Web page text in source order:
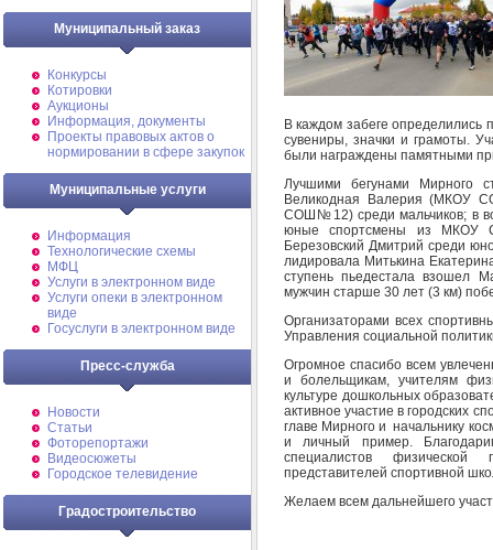
Муниципальный заказ
Конкурсы
Котировки
Аукционы
Информация, документы
Проекты правовых актов о
нормировании в сфере закупок
Муниципальные услуги
Информация
Технологические схемы
МФЦ
Услуги в электронном виде
Услуги опеки в электронном
виде
Госуслуги в электронном виде
Пресс-служба
Новости
Статьи
Фоторепортажи
Видеосюжеты
Городское телевидение
Градостроительство
В каждом забеге определились
сувениры, значки и грамоты.
были награждены памятными
Лучшими бегунами Мирного
Великодная Валерия (МКОУ
СОШ№12) среди мальчиков; в
юные спортсмены из МКОУ
Березовский Дмитрий среди
лидировала Митькина
ступень пьедестала взошел
мужчин старше 30 лет (3 км)
Организаторами всех
Управления социальной
Огромное спасибо всем
и болельщикам, учителям
культуре дошкольных
активное участие в городских
главе Мирного и начальнику
и личный пример.
специалистов
представителей спортивной
Желаем всем дальнейшего